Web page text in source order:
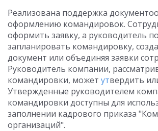
Реализована поддержка
оформлению командировок.
оформить заявку, а руководитель
запланировать командировку,
документ или объединяя заявки
Руководитель компании,
командировки, может утвердить
Утвержденные руководителем
командировки доступны для
заполнении кадрового приказа
организаций".